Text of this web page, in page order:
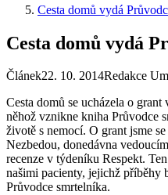
Cesta domů vydá
Cesta domů vydá
Článek22. 10. 2014Redakce
Cesta domů se ucházela o
něhož vznikne kniha Průvodce
životě s nemocí. O grant jsme
Nezbedou, donedávna
recenze v týdeníku Respekt.
našimi pacienty, jejichž příběhy
Průvodce smrtelníka.